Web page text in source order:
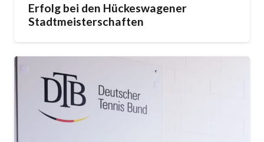
Erfolg bei den Hückeswagener
Stadtmeisterschaften